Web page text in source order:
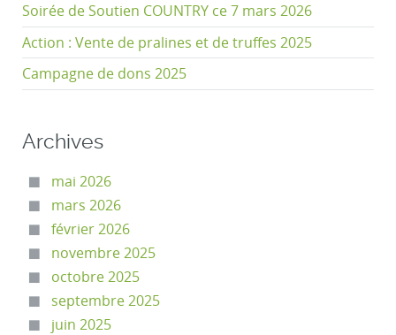
Soirée de Soutien COUNTRY ce 7 mars 2026
Action : Vente de pralines et de truffes 2025
Campagne de dons 2025
Archives
mai 2026
mars 2026
février 2026
novembre 2025
octobre 2025
septembre 2025
juin 2025